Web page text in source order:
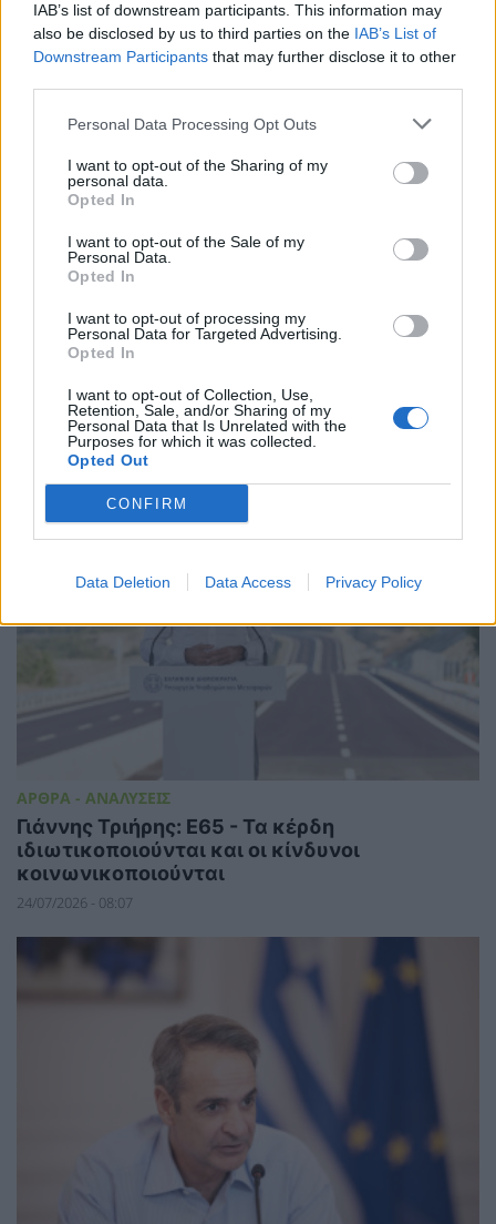
IAB’s list of downstream participants. This information may
also be disclosed by us to third parties on the IAB’s List of
Downstream Participants that may further disclose it to other
Personal Data Processing Opt Outs
I want to opt-out of the Sharing of my
personal data.
Opted In
I want to opt-out of the Sale of my
Personal Data.
Opted In
I want to opt-out of processing my
Personal Data for Targeted Advertising.
Opted In
I want to opt-out of Collection, Use,
Retention, Sale, and/or Sharing of my
Personal Data that Is Unrelated with the
Purposes for which it was collected.
Opted Out
CONFIRM
Data Deletion Data Access Privacy Policy
ΠΟΛΙΤΙΚΗ
Συνάντηση Κυριάκου Μητσοτάκη με τον
Υπουργό Βιομηχανίας και Προηγμένης
Τεχνολογίας των Ηνωμένων Αραβικών
Εμιράτων Sultan Al Jaber
28/07/2026 - 13:50
ΑΡΘΡΑ - ΑΝΑΛΥΣΕΙΣ
Γιάννης Τριήρης: Ε65 - Τα κέρδη
ιδιωτικοποιούνται και οι κίνδυνοι
κοινωνικοποιούνται
24/07/2026 - 08:07